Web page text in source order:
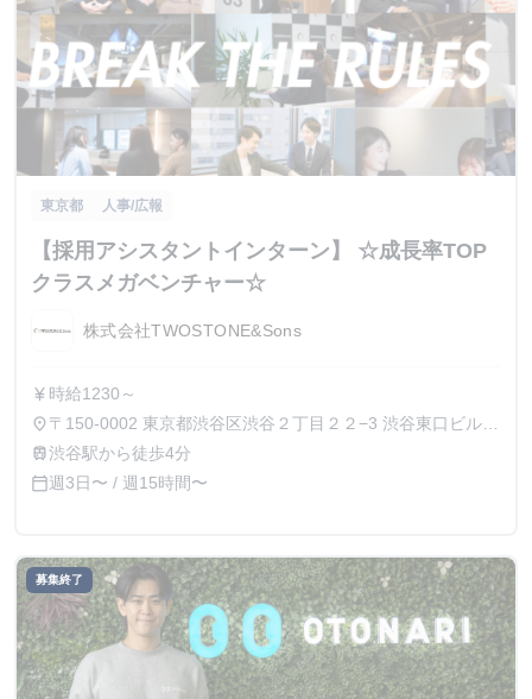
東京都 人事/広報
【採用アシスタントインターン】 ☆成長率TOP
クラスメガベンチャー☆
株式会社TWOSTONE&Sons
currency_yen 時給1230～
place 〒150-0002 東京都渋谷区渋谷２丁目２２−3 渋谷東口ビル6
階
train渋谷駅から徒歩4分
calendar_today週3日〜 / 週15時間〜
募集終了